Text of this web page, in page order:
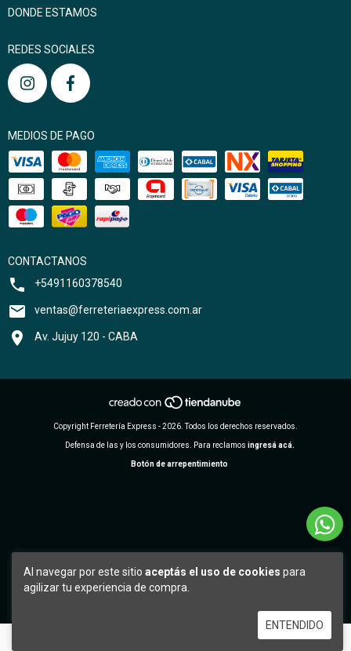
Al navegar por este sitio aceptás el uso de cookies para
agilizar tu experiencia de compra.
ENTENDIDO
DONDE ESTAMOS
REDES SOCIALES
MEDIOS DE PAGO
CONTACTANOS
+5491160378540
ventas@ferreteriaexpress.com.ar
Av. Jujuy 120 - CABA
Copyright Ferretería Express - 2026. Todos los derechos reservados.
Defensa de las y los consumidores. Para reclamos ingresá acá.
Botón de arrepentimiento